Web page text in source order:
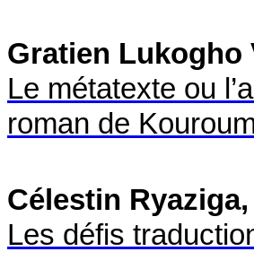
Gratien Lukogho
Le métatexte ou
roman de
Célestin
Les défis